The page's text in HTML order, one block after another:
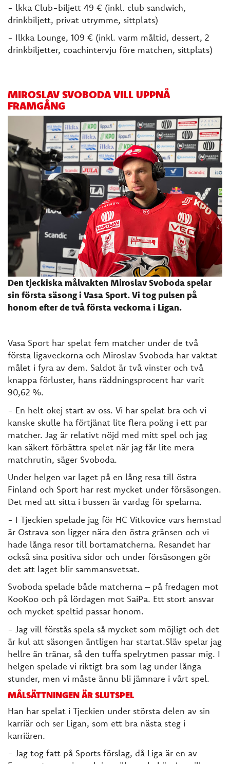
- lkka Club-biljett 49 € (inkl. club sandwich,
drinkbiljett, privat utrymme, sittplats)
- Ilkka Lounge, 109 € (inkl. varm måltid, dessert, 2
drinkbiljetter, coachintervju före matchen, sittplats)
MIROSLAV SVOBODA VILL UPPNÅ
FRAMGÅNG
Den tjeckiska målvakten Miroslav Svoboda spelar
sin första säsong i Vasa Sport. Vi tog pulsen på
honom efter de två första veckorna i Ligan.
Vasa Sport har spelat fem matcher under de två
första ligaveckorna och Miroslav Svoboda har vaktat
målet i fyra av dem. Saldot är två vinster och två
knappa förluster, hans räddningsprocent har varit
90,62 %.
- En helt okej start av oss. Vi har spelat bra och vi
kanske skulle ha förtjänat lite flera poäng i ett par
matcher. Jag är relativt nöjd med mitt spel och jag
kan säkert förbättra spelet när jag får lite mera
matchrutin, säger Svoboda.
Under helgen var laget på en lång resa till östra
Finland och Sport har rest mycket under försäsongen.
Det med att sitta i bussen är vardag för spelarna.
- I Tjeckien spelade jag för HC Vitkovice vars hemstad
är Ostrava son ligger nära den östra gränsen och vi
hade långa resor till bortamatcherna. Resandet har
också sina positiva sidor och under försäsongen gör
det att laget blir sammansvetsat.
Svoboda spelade både matcherna – på fredagen mot
KooKoo och på lördagen mot SaiPa. Ett stort ansvar
och mycket speltid passar honom.
- Jag vill förstås spela så mycket som möjligt och det
är kul att säsongen äntligen har startat.Släv spelar jag
hellre än tränar, så den tuffa spelrytmen passar mig. I
helgen spelade vi riktigt bra som lag under långa
stunder, men vi måste ännu bli jämnare i vårt spel.
MÅLSÄTTNINGEN ÄR SLUTSPEL
Han har spelat i Tjeckien under största delen av sin
karriär och ser Ligan, som ett bra nästa steg i
karriären.
- Jag tog fatt på Sports förslag, då Liga är en av